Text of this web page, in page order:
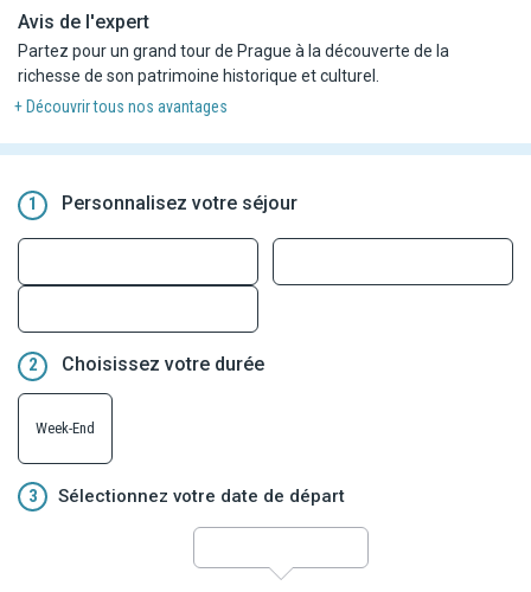
Avis de l'expert
Partez pour un grand tour de Prague à la découverte de la
richesse de son patrimoine historique et culturel.
+ Découvrir tous nos avantages
1 Personnalisez votre séjour
2 Choisissez votre durée
Week-End
3 Sélectionnez votre date de départ